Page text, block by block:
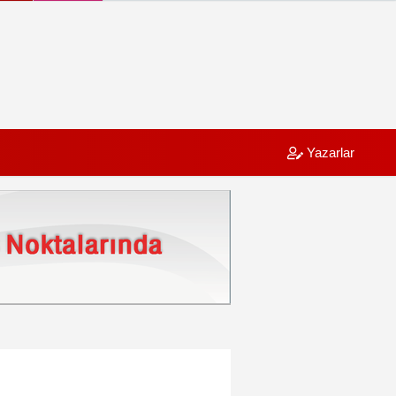
Yazarlar